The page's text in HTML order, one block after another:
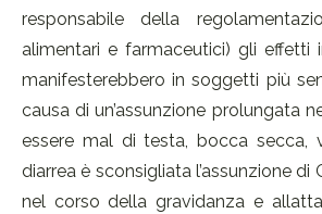
responsabile della
alimentari e farmaceutici) gli effetti
manifesterebbero in soggetti più
causa di un’assunzione prolungata
essere mal di testa, bocca secca,
diarrea è sconsigliata l’assunzione di
nel corso della gravidanza e